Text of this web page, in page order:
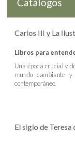
Carlos III y La
Libros para
Una época crucial y
mundo cambiante
contemporáneo.
El siglo de Teresa